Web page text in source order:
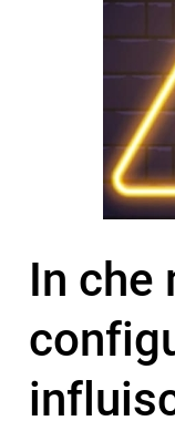
In che